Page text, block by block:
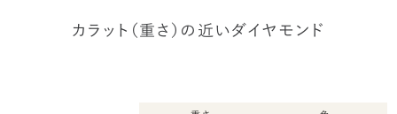
カラット（重さ）の近いダイヤモンド